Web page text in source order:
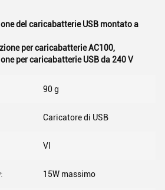
del caricabatterie USB montato a
per caricabatterie AC100,
per caricabatterie USB da 240 V
90 g
Caricatore di USB
VI
15W massimo